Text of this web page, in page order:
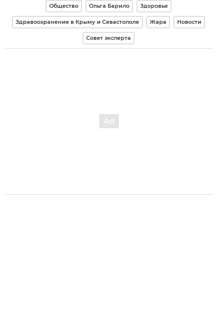
Общество Ольга Барило Здоровье
Здравоохранение в Крыму и Севастополе Жара Новости
Совет эксперта